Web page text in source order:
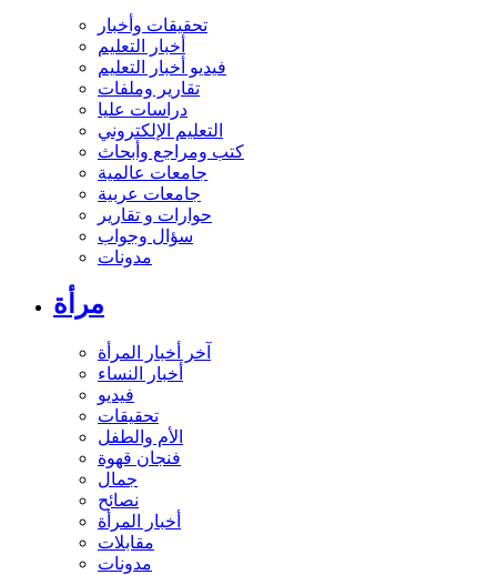
تحقيقات وأخبار
أخبار التعليم
فيديو أخبار التعليم
تقارير وملفات
دراسات عليا
التعليم الإلكتروني
كتب ومراجع وأبحاث
جامعات عالمية
جامعات عربية
حوارات و تقارير
سؤال وجواب
مدونات
مرأة
آخر أخبار المرأة
أخبار النساء
فيديو
تحقيقات
الأم والطفل
فنجان قهوة
جمال
نصائح
أخبار المرأة
مقابلات
مدونات